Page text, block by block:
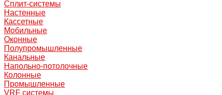
Сплит-системы
Настенные
Кассетные
Мобильные
Оконные
Полупромышленные
Канальные
Напольно-потолочные
Колонные
Промышленные
VRF системы